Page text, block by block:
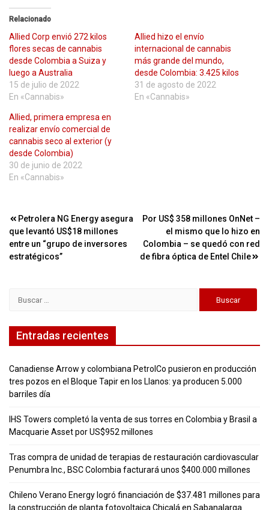
Relacionado
Allied Corp envió 272 kilos
flores secas de cannabis
desde Colombia a Suiza y
luego a Australia
15 de julio de 2022
En «Cannabis»
Allied hizo el envío
internacional de cannabis
más grande del mundo,
desde Colombia: 3.425 kilos
31 de agosto de 2022
En «Cannabis»
Allied, primera empresa en
realizar envío comercial de
cannabis seco al exterior (y
desde Colombia)
30 de junio de 2022
En «Cannabis»
Navegación
de
entradas
Petrolera NG Energy asegura
que levantó US$18 millones
entre un “grupo de inversores
estratégicos”
Por US$ 358 millones OnNet –
el mismo que lo hizo en
Colombia – se quedó con red
de fibra óptica de Entel Chile
Entradas recientes
Canadiense Arrow y colombiana PetrolCo pusieron en producción
tres pozos en el Bloque Tapir en los Llanos: ya producen 5.000
barriles día
IHS Towers completó la venta de sus torres en Colombia y Brasil a
Macquarie Asset por US$952 millones
Tras compra de unidad de terapias de restauración cardiovascular
Penumbra Inc., BSC Colombia facturará unos $400.000 millones
Chileno Verano Energy logró financiación de $37.481 millones para
la construcción de planta fotovoltaica Chicalá en Sabanalarga